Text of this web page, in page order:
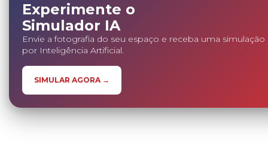
Experimente o
Simulador IA
Envie a fotografia do seu espaço e receba uma simulação
por Inteligência Artificial.
SIMULAR AGORA →